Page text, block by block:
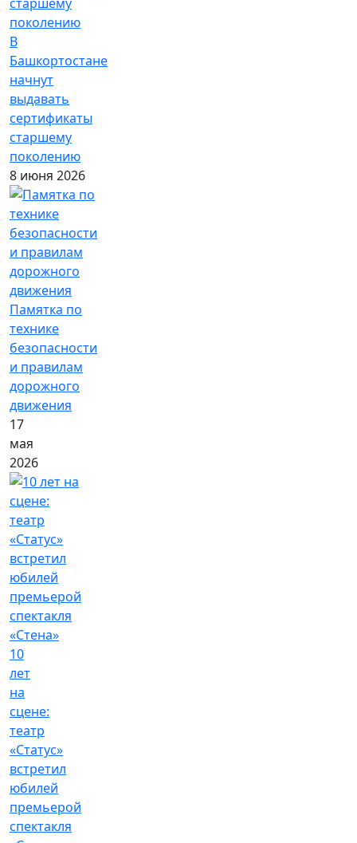
В
Башкортостане
начнут
выдавать
сертификаты
старшему
поколению
8 июня 2026
Памятка по
технике
безопасности
и правилам
дорожного
движения
17
мая
2026
10
лет
на
сцене:
театр
«Статус»
встретил
юбилей
премьерой
спектакля